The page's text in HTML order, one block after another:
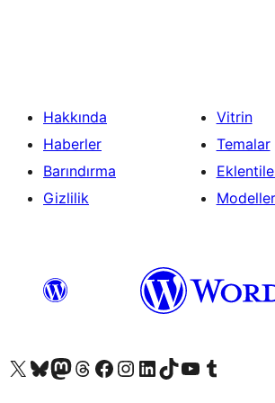
Hakkında
Haberler
Barındırma
Gizlilik
Vitrin
Temalar
Modeller
X (eski Twitter) hesabımıza bakın
Bluesky hesabımızı ziyaret edinMastodon hesabımızı ziyaret edinThreads hesabımızı ziyaret edinFacebook sayfamızı ziyaret edinInstagram hesabımızı ziyaret edinLinkedIn hesabımızı ziyaret edinTikTok hesabımızı ziyaret edinYouTube kanalımızı ziyaret edinTumblr hesabımızı ziyaret edin